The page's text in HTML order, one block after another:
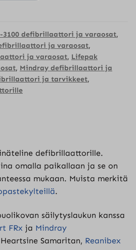
3100 defibrillaattori ja varaosat,
ja varaosat,
ja varaosat, Lifepak
, Mindray defibrillaattori ja
ja tarvikkeet,
defibrillaattorille.
omalla paikallaan ja se on
mukaan. Muista merkitä
.
säilytyslaukun kanssa
FRx ja Mindray
Samaritan, Reanibex